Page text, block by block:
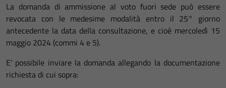
La domanda di ammissione al voto fuori sede può essere
revocata con le medesime modalità entro il 25° giorno
antecedente la data della consultazione, e cioè mercoledì 15
maggio 2024 (commi 4 e 5).
E’ possibile inviare la domanda allegando la documentazione
richiesta di cui sopra: